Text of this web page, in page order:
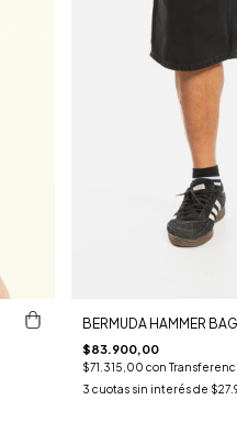
BERMUDA HAMMER
$83.900,00
$71.315,00 con
3 cuotas sin interés de